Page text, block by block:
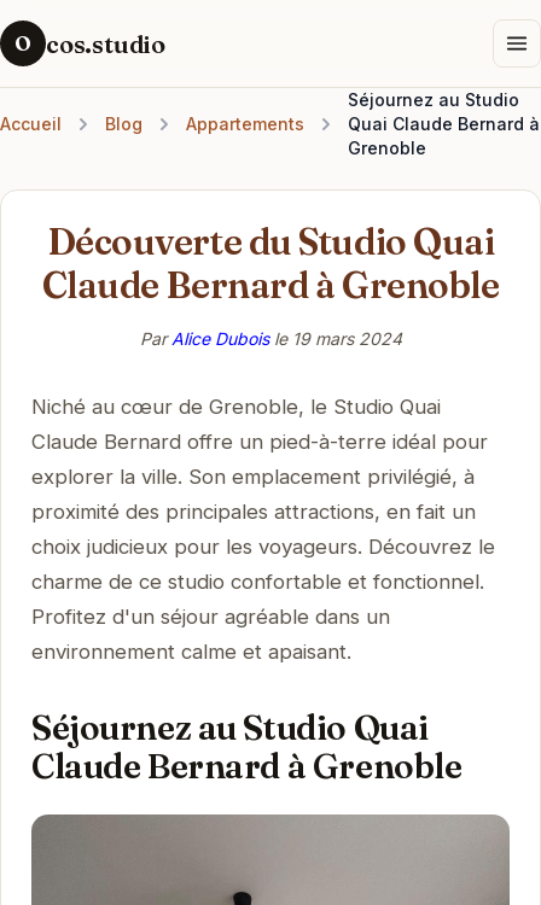
O cos.studio
Accueil Blog Appartements
Séjournez au Studio
Quai Claude Bernard à
Grenoble
Découverte du Studio Quai
Claude Bernard à Grenoble
ParAlice Duboisle 19 mars 2024
Niché au cœur de Grenoble, le Studio Quai
Claude Bernard offre un pied-à-terre idéal pour
explorer la ville. Son emplacement privilégié, à
proximité des principales attractions, en fait un
choix judicieux pour les voyageurs. Découvrez le
charme de ce studio confortable et fonctionnel.
Profitez d'un séjour agréable dans un
environnement calme et apaisant.
Séjournez au Studio Quai
Claude Bernard à Grenoble